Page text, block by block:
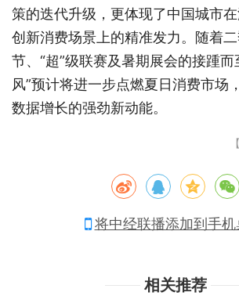
策的迭代升级，更体现了中国城市在
创新消费场景上的精准发力。随着
节、“超”级联赛及暑期展会的接踵而
风”预计将进一步点燃夏日消费市场
数据增长的强劲新动能。
将中经联播添加到手机
相关推荐